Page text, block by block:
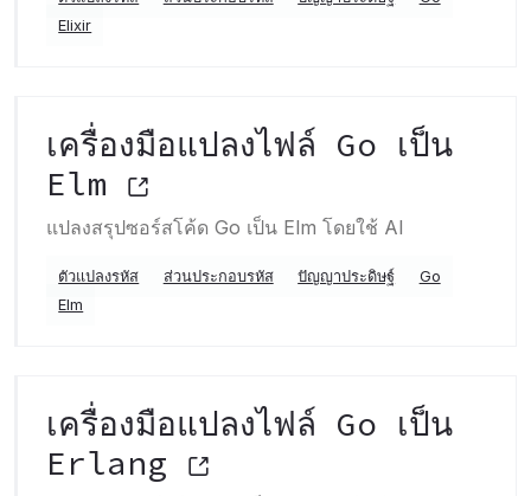
Elixir
เครื่องมือแปลงไฟล์ Go เป็น
Elm
แปลงสรุปซอร์สโค้ด Go เป็น Elm โดยใช้ AI
ตัวแปลงรหัส ส่วนประกอบรหัส ปัญญาประดิษฐ์
Go
Elm
เครื่องมือแปลงไฟล์ Go เป็น
Erlang